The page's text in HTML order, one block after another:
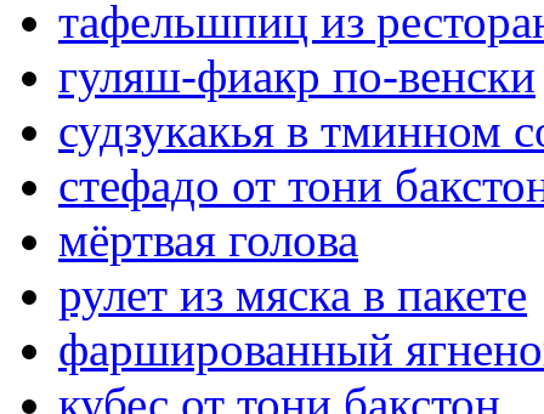
тафельшпиц из
гуляш-фиакр по-венски
судзукакья в тминном
стефадо от тони
мёртвая голова
рулет из мяска в пакете
фаршированный